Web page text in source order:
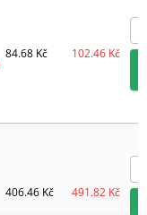
84.68 Kč 102.46 Kč
406.46 Kč 491.82 Kč